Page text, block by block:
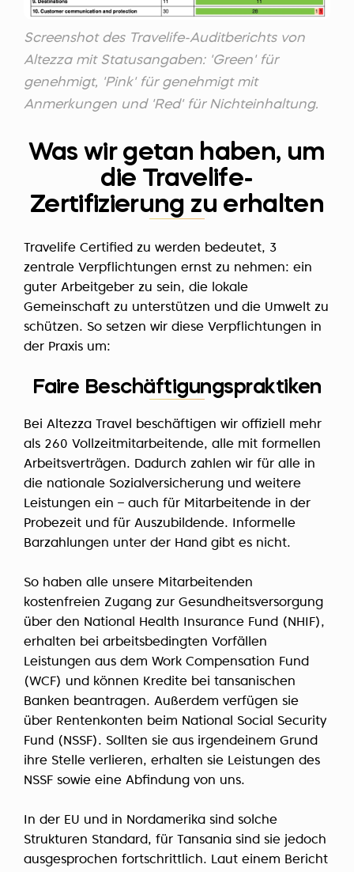
Screenshot des Travelife-Auditberichts von
Altezza mit Statusangaben: 'Green' für
genehmigt, 'Pink' für genehmigt mit
Anmerkungen und 'Red' für Nichteinhaltung.
Was wir getan haben, um
die Travelife-
Zertifizierung zu erhalten
Travelife Certified zu werden bedeutet, 3
zentrale Verpflichtungen ernst zu nehmen: ein
guter Arbeitgeber zu sein, die lokale
Gemeinschaft zu unterstützen und die Umwelt zu
schützen. So setzen wir diese Verpflichtungen in
der Praxis um:
Faire Beschäftigungspraktiken
Bei Altezza Travel beschäftigen wir offiziell mehr
als 260 Vollzeitmitarbeitende, alle mit formellen
Arbeitsverträgen. Dadurch zahlen wir für alle in
die nationale Sozialversicherung und weitere
Leistungen ein – auch für Mitarbeitende in der
Probezeit und für Auszubildende. Informelle
Barzahlungen unter der Hand gibt es nicht.
So haben alle unsere Mitarbeitenden
kostenfreien Zugang zur Gesundheitsversorgung
über den National Health Insurance Fund (NHIF),
erhalten bei arbeitsbedingten Vorfällen
Leistungen aus dem Work Compensation Fund
(WCF) und können Kredite bei tansanischen
Banken beantragen. Außerdem verfügen sie
über Rentenkonten beim National Social Security
Fund (NSSF). Sollten sie aus irgendeinem Grund
ihre Stelle verlieren, erhalten sie Leistungen des
NSSF sowie eine Abfindung von uns.
In der EU und in Nordamerika sind solche
Strukturen Standard, für Tansania sind sie jedoch
ausgesprochen fortschrittlich. Laut einem Bericht